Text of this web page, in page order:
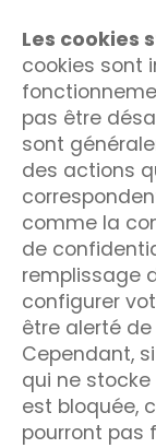
Les cookies
cookies sont
pas être
sont
des actions
comme la
de
remplissage
configurer
être alerté de
Cependant,
qui ne
est bloquée,
pourront pas